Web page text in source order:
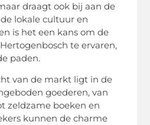
draagt ook bij aan de
lokale cultuur en
is het een kans om de
te ervaren,
paden.
van de markt ligt in de
goederen, van
zeldzame boeken en
kunnen de charme